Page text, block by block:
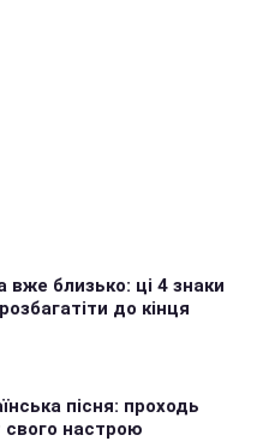
вже близько: ці 4 знаки
до кінця
пісня: проходь
свого настрою